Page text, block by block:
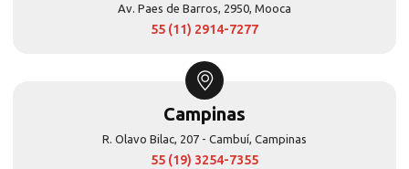
Av. Paes de Barros, 2950, Mooca
55 (11) 2914-7277
Campinas
R. Olavo Bilac, 207 - Cambuí, Campinas
55 (19) 3254-7355